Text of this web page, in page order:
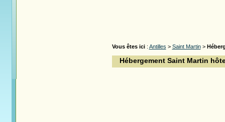
Vous êtes ici: Antilles > Saint Martin>
Hébergement Saint Martin